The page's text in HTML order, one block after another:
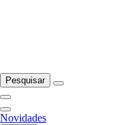
Pesquisar
Novidades